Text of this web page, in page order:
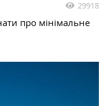
29918
про мінімальне